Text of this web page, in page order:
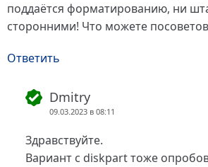
поддаётся форматированию, ни
сторонними! Что можете
Ответить
Dmitry
09.03.2023 в 08:11
Здравствуйте.
Вариант с diskpart тоже